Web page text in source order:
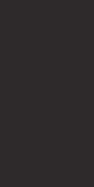
скважин УЭЦС